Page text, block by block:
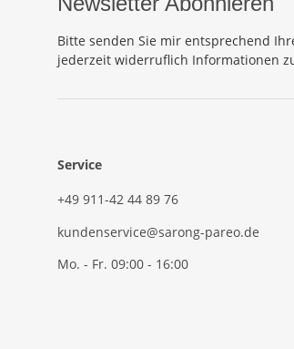
Bitte senden Sie mir entsprechend
jederzeit widerruflich Informationen
Service
+49 911-42 44 89 76
kundenservice@sarong-pareo.de
Mo. - Fr. 09:00 - 16:00